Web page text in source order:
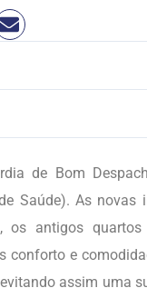
de Bom
Saúde). As novas
os antigos
conforto e
assim uma